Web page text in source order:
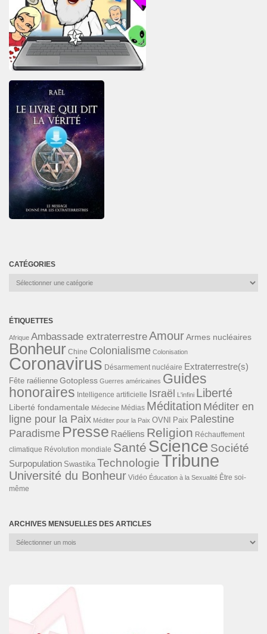
CATÉGORIES
Catégories
ÉTIQUETTES
Afrique Ambassade extraterrestreAmourArmes nucléaires
Bonheur Chine Colonialisme Colonisation
Coronavirus Désarmement nucléaire Extraterrestre(s)
Fête raélienne Gotopless Guerres américaines Guides
honoraires Intelligence artificielle Israël L'infini Liberté
Liberté fondamentale Médecine Médias Méditation Méditer en
ligne pour la Paix Méditer pour la Paix OVNI Paix Palestine
Paradisme Presse Raéliens Religion Réchauffement
climatique Révolution mondiale Santé Science Société
Surpopulation Swastika TechnologieTribune
Université du Bonheur Vidéo Éducation à la Sexualité Être soi-
même
ARCHIVES MENSUELLES DES ARTICLES
Archives